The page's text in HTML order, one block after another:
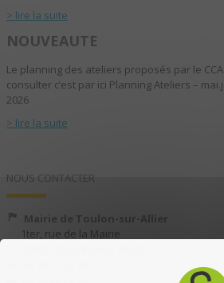
> lire la suite
NOUVEAUTE
Le planning des ateliers proposés par le
consulter c’est par ici Planning Ateliers –
2026
> lire la suite
NOUS CONTACTER
Mairie de Toulon-sur-Allier
1ter, rue de la Mairie